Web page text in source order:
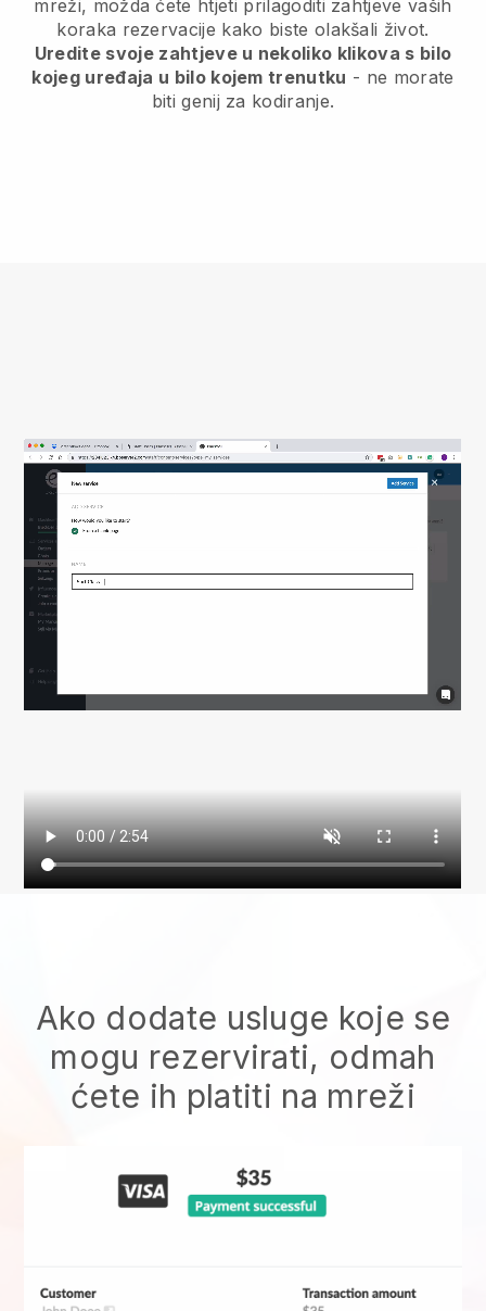
mreži, možda ćete htjeti prilagoditi zahtjeve vaših
koraka rezervacije kako biste olakšali život.
Uredite svoje zahtjeve u nekoliko klikova s bilo
kojeg uređaja u bilo kojem trenutku - ne morate
biti genij za kodiranje.
Ako dodate usluge koje se
mogu rezervirati, odmah
ćete ih platiti na mreži